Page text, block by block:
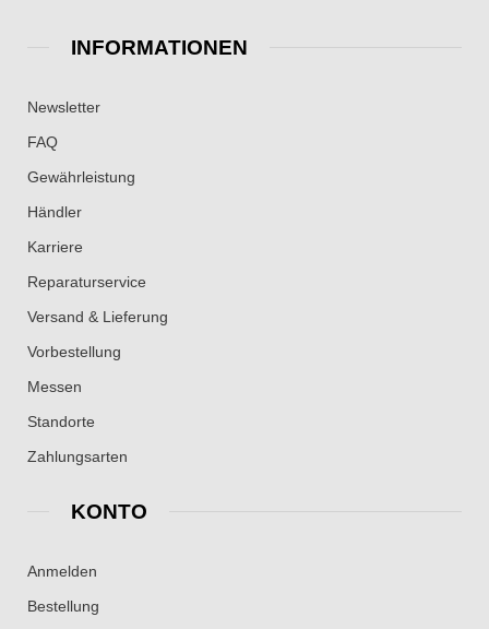
INFORMATIONEN
Newsletter
FAQ
Gewährleistung
Händler
Karriere
Reparaturservice
Versand & Lieferung
Vorbestellung
Messen
Standorte
Zahlungsarten
KONTO
Anmelden
Bestellung